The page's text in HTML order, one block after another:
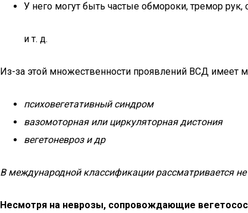
У него могут быть частые обмороки, тремор рук,
и т. д.
Из-за этой множественности проявлений ВСД имеет
психовегетативный синдром
вазомоторная или циркуляторная дистония
вегетоневроз и др
В международной классификации рассматривается
Несмотря на неврозы, сопровождающие